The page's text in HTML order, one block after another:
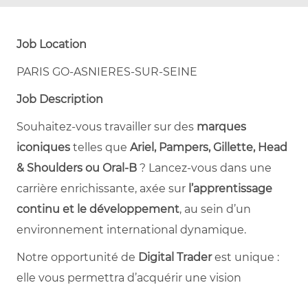
Job Location
PARIS GO-ASNIERES-SUR-SEINE
Job Description
Souhaitez-vous travailler sur des marques
iconiques telles que Ariel, Pampers, Gillette, Head
& Shoulders ou Oral‑B ? Lancez-vous dans une
carrière enrichissante, axée sur l’apprentissage
continu et le développement, au sein d’un
environnement international dynamique.
Notre opportunité de Digital Traderest unique :
elle vous permettra d’acquérir une vision